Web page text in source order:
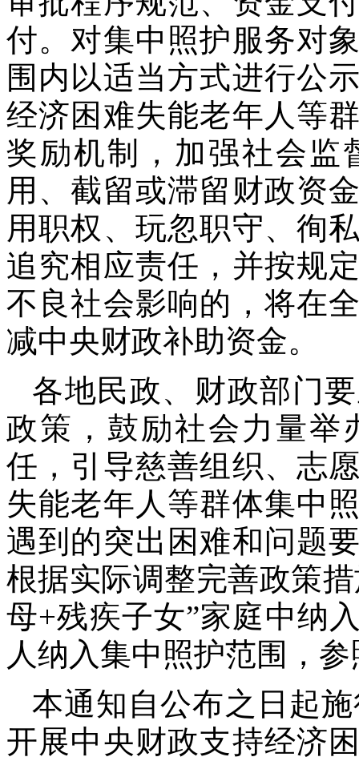
付。对集中照护服务对
围内以适当方式进行公
经济困难失能老年人等
奖励机制，加强社会监
用、截留或滞留财政资
用职权、玩忽职守、徇
追究相应责任，并按规
不良社会影响的，将在
减中央财政补助资金。
各地民政、财政部门
政策，鼓励社会力量举
任，引导慈善组织、志
失能老年人等群体集中
遇到的突出困难和问题
根据实际调整完善政策
母+残疾子女”家庭中纳
人纳入集中照护范围，
本通知自公布之日起
开展中央财政支持经济